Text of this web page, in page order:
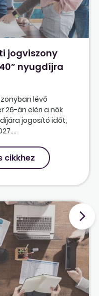
jogviszony
nyugdíjra
lévő
26-án eléri a nők
jogosító időt,
cikkhez